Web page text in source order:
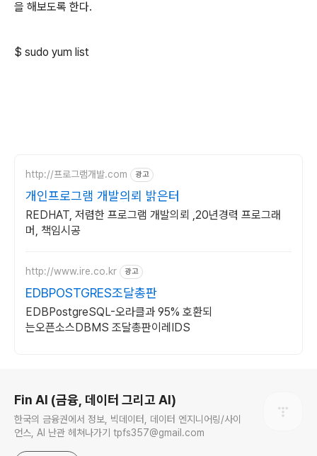
을 해보도록 한다.
$ sudo yum list
http://프로그램개발.com 광고
개인프로그램 개발의뢰 밝은터
REDHAT, 저렴한 프로그램 개발의뢰 ,20년경력 프로그래
머, 책임시공
http://www.ire.co.kr 광고
EDBPOSTGRES조달총판
EDBPostgreSQL-오라클과 95% 호환되
는오픈소스DBMS 조달총판이레IDS
Fin AI (금융, 데이터 그리고 AI)
한국의 금융권에서 정보, 빅데이터, 데이터 엔지니어링/사이
언스, AI 난관 헤쳐나가기 tpfs357@gmail.com